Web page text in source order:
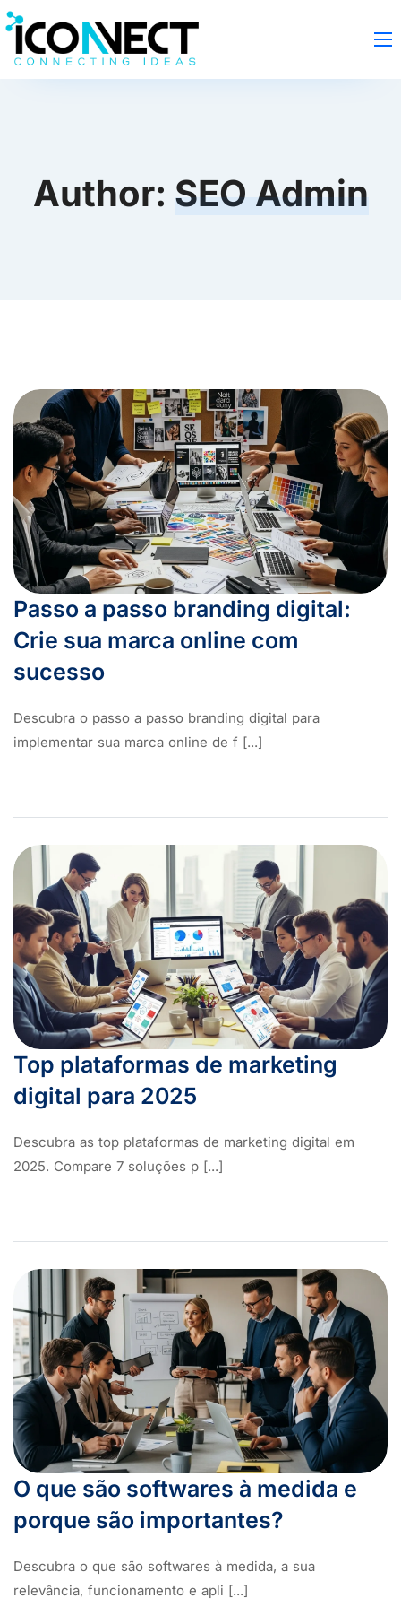
Author: SEO Admin
Passo a passo branding digital:
Crie sua marca online com
sucesso
Descubra o passo a passo branding digital para
implementar sua marca online de f [...]
Top plataformas de marketing
digital para 2025
Descubra as top plataformas de marketing digital em
2025. Compare 7 soluções p [...]
O que são softwares à medida e
porque são importantes?
Descubra o que são softwares à medida, a sua
relevância, funcionamento e apli [...]